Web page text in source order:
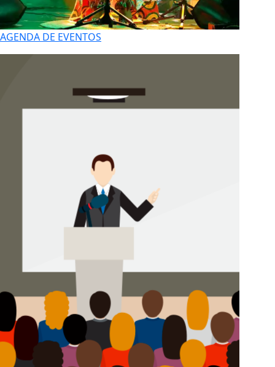
AGENDA DE EVENTOS